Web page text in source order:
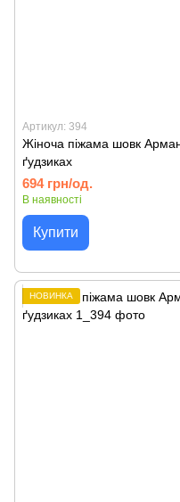
Артикул: 394
Жіноча піжама шовк
ґудзиках
694 грн/од.
В наявності
Купити
НОВИНКА